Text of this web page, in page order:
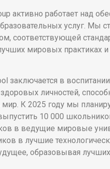
активно работает над
услуг. Мы
соответствующей
мировых практиках
заключается в
личностей,
К 2025 году мы
10 000
в ведущие мировые
в лучшие
образовывая